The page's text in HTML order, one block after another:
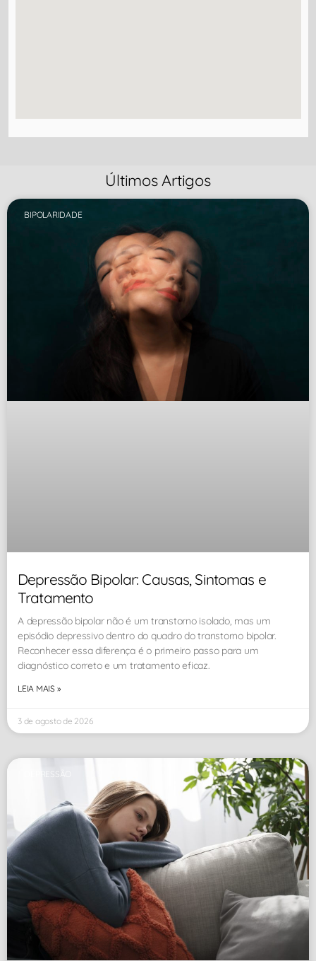
Últimos Artigos
BIPOLARIDADE
Depressão Bipolar: Causas, Sintomas e
Tratamento
A depressão bipolar não é um transtorno isolado, mas um
episódio depressivo dentro do quadro do transtorno bipolar.
Reconhecer essa diferença é o primeiro passo para um
diagnóstico correto e um tratamento eficaz.
LEIA MAIS »
3 de agosto de 2026
DEPRESSÃO